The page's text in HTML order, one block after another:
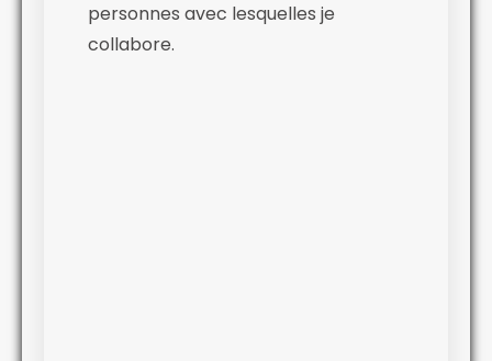
personnes avec lesquelles je
collabore.